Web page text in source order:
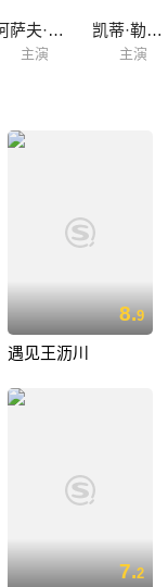
阿萨夫·科恩
主演
凯蒂·勒克莱齐
主演
8.9
遇见王沥川
7.2